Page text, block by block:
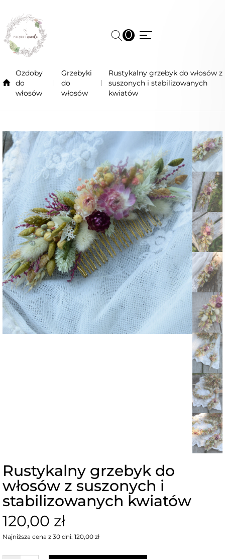
0
Ozdoby
do
włosów
Grzebyki
do
włosów
Rustykalny grzebyk do włosów z
suszonych i stabilizowanych
kwiatów
Rustykalny grzebyk do
włosów z suszonych i
stabilizowanych kwiatów
120,00 zł
Najniższa cena z 30 dni: 120,00 zł